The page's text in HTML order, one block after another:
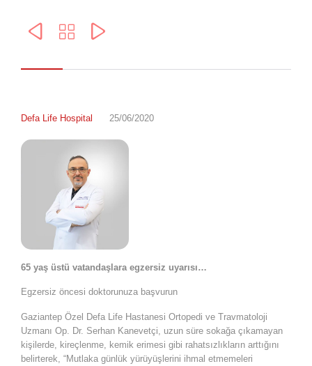
  
Defa Life Hospital 25/06/2020
65 yaş üstü vatandaşlara egzersiz uyarısı…
Egzersiz öncesi doktorunuza başvurun
Gaziantep Özel Defa Life Hastanesi Ortopedi ve Travmatoloji
Uzmanı Op. Dr. Serhan Kanevetçi, uzun süre sokağa çıkamayan
kişilerde, kireçlenme, kemik erimesi gibi rahatsızlıkların arttığını
belirterek, “Mutlaka günlük yürüyüşlerini ihmal etmemeleri